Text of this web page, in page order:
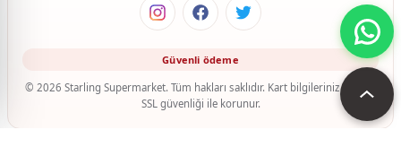
© 2026 Starling Supermarket. Tüm hakları saklıdır. Kart bilgileriniz 256-bit
SSL güvenliği ile korunur.